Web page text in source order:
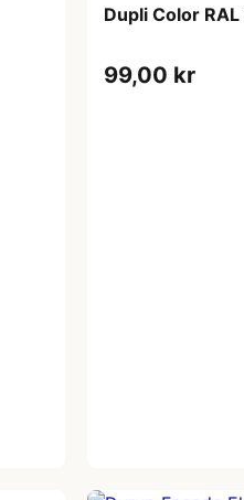
Dupli Color
99,00 kr